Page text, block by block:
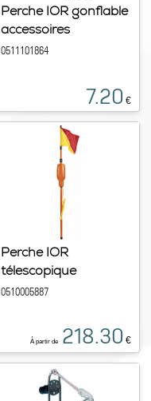
Perche IOR gonflable
accessoires
0511101864
7.20 €
Perche IOR
télescopique
0510005887
À partir de 218.30 €